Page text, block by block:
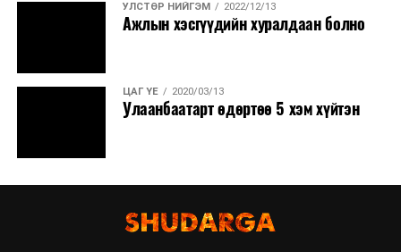
УЛСТӨР НИЙГЭМ 2022/12/13
Ажлын хэсгүүдийн хуралдаан болно
ЦАГ ҮЕ 2020/03/13
Улаанбаатарт өдөртөө 5 хэм хүйтэн